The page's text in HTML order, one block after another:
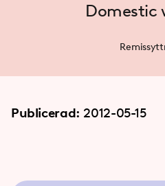
Domestic
Publicerad: 2012-05-15